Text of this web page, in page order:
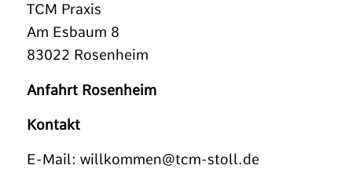
TCM Praxis
Am Esbaum 8
83022 Rosenheim
Anfahrt Rosenheim
Kontakt
E-Mail: willkommen@tcm-stoll.de